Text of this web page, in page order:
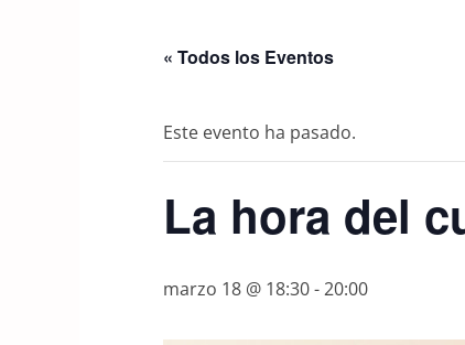
« Todos los Eventos
Este evento ha pasado.
La hora del
marzo 18 @ 18:30-20:00